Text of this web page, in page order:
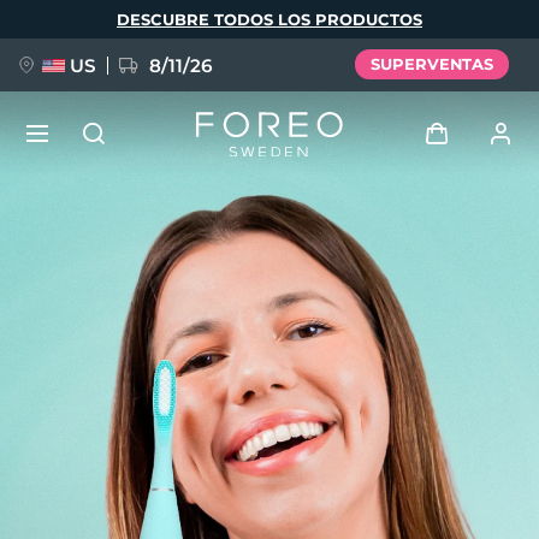
DESCUBRE TODOS LOS PRODUCTOS
US 8/11/26 SUPERVENTAS
Perfil de usuario
Mis dispositivos
Mis pedidos
Mis direcciones
Mis suscripciones
FAQ™ Pure Beauty-Tech Elixir
BREAKING NEWS
issa™ Teeth Whitening Set
Deutsch
Español
Français
Italiano
Português
Svenska
Русский
简体中文 繁體中文